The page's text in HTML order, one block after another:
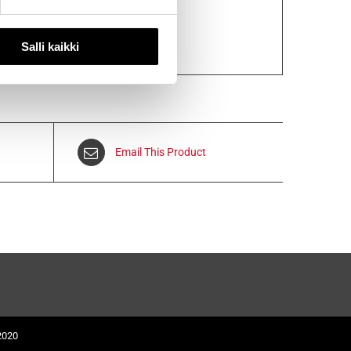
Salli kaikki
Email This Product